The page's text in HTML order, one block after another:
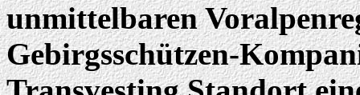
unmittelbaren
Gebirgsschützen-